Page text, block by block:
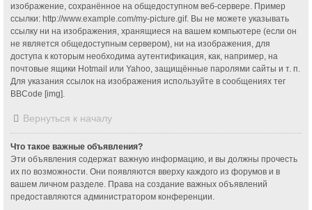
изображение, сохранённое на общедоступном веб-сервере. Пример
ссылки: http://www.example.com/my-picture.gif. Вы не можете указывать
ссылку ни на изображения, хранящиеся на вашем компьютере (если он
не является общедоступным сервером), ни на изображения, для
доступа к которым необходима аутентификация, как, например, на
почтовые ящики Hotmail или Yahoo, защищённые паролями сайты и т. п.
Для указания ссылок на изображения используйте в сообщениях тег
BBCode [img].
Вернуться к началу
Что такое важные объявления?
Эти объявления содержат важную информацию, и вы должны прочесть
их по возможности. Они появляются вверху каждого из форумов и в
вашем личном разделе. Права на создание важных объявлений
предоставляются администратором конференции.